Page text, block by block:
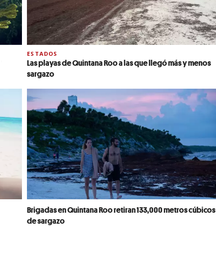
ESTADOS
Las playas de Quintana Roo a las que llegó más y menos
sargazo
Brigadas en Quintana Roo retiran 133,000 metros cúbicos
de sargazo